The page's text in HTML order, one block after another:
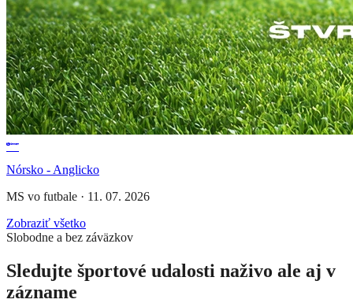
Nórsko - Anglicko
MS vo futbale · 11. 07. 2026
Zobraziť všetko
Slobodne a bez záväzkov
Sledujte športové udalosti naživo ale aj v
zázname